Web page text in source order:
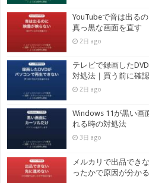
YouTubeで音は出る
真っ黒な画面を直す
2日 ago
テレビで録画した
対処法｜買う前に確
2日 ago
Windows 11が黒い画
れる時の対処法
3日 ago
メルカリで出品でき
ったかで原因が分かる